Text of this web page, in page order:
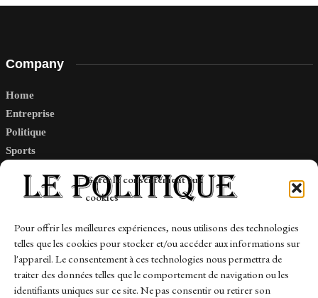
Gérer le consentement aux
cookies
Pour offrir les meilleures expériences, nous utilisons des technologies
telles que les cookies pour stocker et/ou accéder aux informations sur
l'appareil. Le consentement à ces technologies nous permettra de
traiter des données telles que le comportement de navigation ou les
identifiants uniques sur ce site. Ne pas consentir ou retirer son
Company
Home
Entreprise
Politique
Sports
Links
Contact